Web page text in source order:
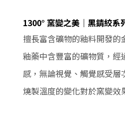
1300° 窯變之美｜黑錆絞系
擅長富含礦物的釉料開發
釉藥中含豐富的礦物質，
感，無論視覺、觸覺感受層
燒製溫度的變化對於窯變